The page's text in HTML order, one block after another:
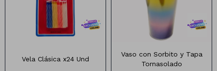
Vela Clásica x24 Und
Vaso con Sorbito y Tapa
Tornasolado